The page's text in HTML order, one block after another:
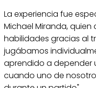
La experiencia fue
Michael Miranda,
habilidades gracias al
jugábamos
aprendido a depender
cuando uno de